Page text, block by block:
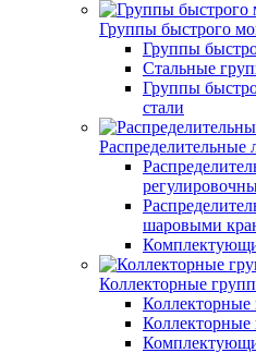
Группы быстрого
Группы
Стальные
Группы
стали
Распределительные
шаровыми
Коллекторные
Коллекторные
Коллекторные